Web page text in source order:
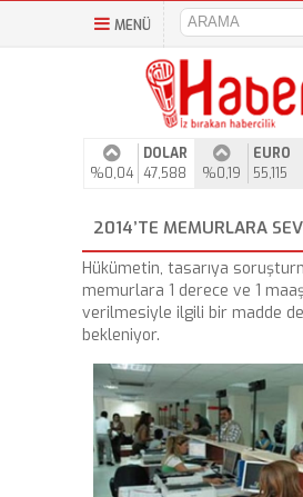
MENÜ
%0,04
DOLAR
47,588
%0,19
EURO
55,115
2014’TE MEMURLARA
Hükümetin, tasarıya
memurlara 1 derece ve 1
verilmesiyle ilgili bir madde
bekleniyor.